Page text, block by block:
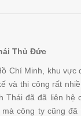
Thủ Đức
Chí Minh, khu vực
và thi công rất
Thái đã đã liên hệ
công ty cũng